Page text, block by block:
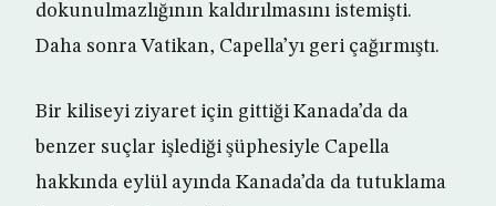
dokunulmazlığının kaldırılmasını istemişti.
Daha sonra Vatikan, Capella’yı geri çağırmıştı.
Bir kiliseyi ziyaret için gittiği Kanada’da da
benzer suçlar işlediği şüphesiyle Capella
hakkında eylül ayında Kanada’da da tutuklama